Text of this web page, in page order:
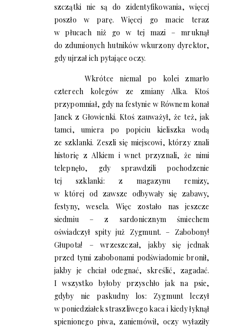
szczątki nie są do zidentyfikowania, więcej
poszło w parę. Więcej go macie teraz
w płucach niż go w tej mazi – mruknął
do zdumionych hutników wkurzony dyrektor,
gdy ujrzał ich pytające oczy.
Wkrótce niemal po kolei zmarło
czterech kolegów ze zmiany Alka. Ktoś
przypomniał, gdy na festynie w Równem konał
Janek z Głowienki. Ktoś zauważył, że też, jak
tamci, umiera po popiciu kieliszka wodą
ze szklanki. Zeszli się miejscowi, którzy znali
historię z Alkiem i wnet przyznali, że nimi
telepnęło, gdy sprawdzili pochodzenie
tej szklanki: z magazynu remizy,
w której od zawsze odbywały się zabawy,
festyny, wesela. Więc zostało nas jeszcze
siedmiu – z sardonicznym śmiechem
oświadczył spity już Zygmunt. – Zabobony!
Głupota! – wrzeszczał, jakby się jednak
przed tymi zabobonami podświadomie bronił,
jakby je chciał odegnać, skreślić, zagadać.
I wszystko byłoby przyschło jak na psie,
gdyby nie paskudny los: Zygmunt leczył
w poniedziałek straszliwego kaca i kiedy łyknął
spienionego piwa, zaniemówił, oczy wyłaziły